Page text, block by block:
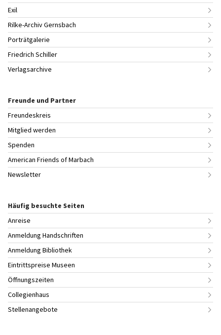
Exil
Rilke-Archiv Gernsbach
Porträtgalerie
Friedrich Schiller
Verlagsarchive
Freunde und Partner
Freundeskreis
Mitglied werden
Spenden
American Friends of Marbach
Newsletter
Häufig besuchte Seiten
Anreise
Anmeldung Handschriften
Anmeldung Bibliothek
Eintrittspreise Museen
Öffnungszeiten
Collegienhaus
Stellenangebote